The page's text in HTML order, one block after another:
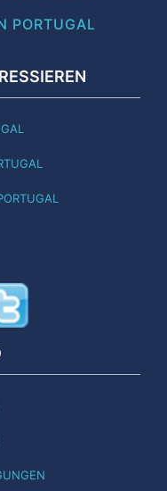
PORTUGAL